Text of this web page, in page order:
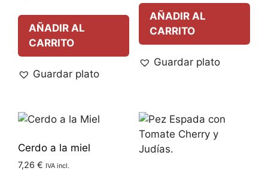
AÑADIR AL
CARRITO
Guardar plato
AÑADIR AL
CARRITO
Guardar plato
Cerdo a la miel
7,26 € IVA incl.